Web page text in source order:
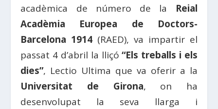
acadèmica de número de la Reial
Acadèmia Europea de Doctors-
Barcelona 1914 (RAED), va impartir el
passat 4 d’abril la lliçó“Els treballs i els
dies”, Lectio Ultima que va oferir a la
Universitat de Girona, on ha
desenvolupat la seva llarga i